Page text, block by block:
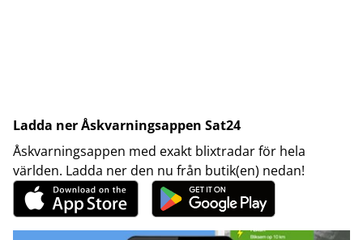
Ladda ner Åskvarningsappen Sat24
Åskvarningsappen med exakt blixtradar för hela
världen. Ladda ner den nu från butik(en) nedan!